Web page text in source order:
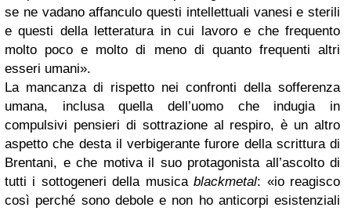
se ne vadano affanculo questi intellettuali vanesi e sterili
e questi della letteratura in cui lavoro e che frequento
molto poco e molto di meno di quanto frequenti altri
esseri umani».
La mancanza di rispetto nei confronti della sofferenza
umana, inclusa quella dell’uomo che indugia in
compulsivi pensieri di sottrazione al respiro, è un altro
aspetto che desta il verbigerante furore della scrittura di
Brentani, e che motiva il suo protagonista all’ascolto di
tutti i sottogeneri della musicablackmetal: «io reagisco
così perché sono debole e non ho anticorpi esistenziali